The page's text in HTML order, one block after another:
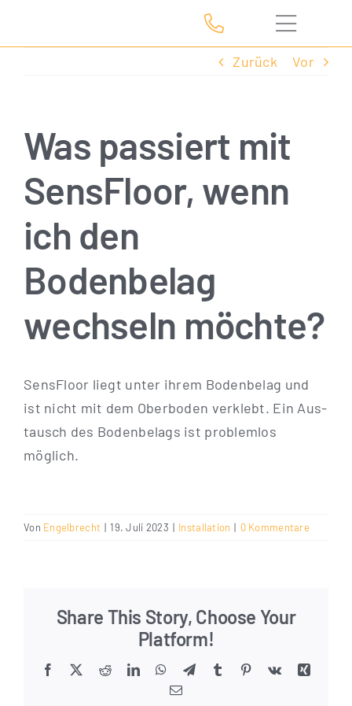
Zurück Vor
Was passiert mit
SensFloor, wenn
ich den
Bodenbelag
wechseln möchte?
Sen­s­Flo­or liegt unter ihrem Boden­be­lag und
ist nicht mit dem Ober­bo­den ver­klebt. Ein Aus­
tausch des Boden­be­lags ist pro­blem­los
möglich.
Von Engelbrecht | 19. Juli 2023 | Installation | 0 Kommentare
Share This Story, Choose Your
Platform!
Facebook RedditLinkedInWhatsApp
TelegramTumblr Pinterest
Vk
Xing
E-